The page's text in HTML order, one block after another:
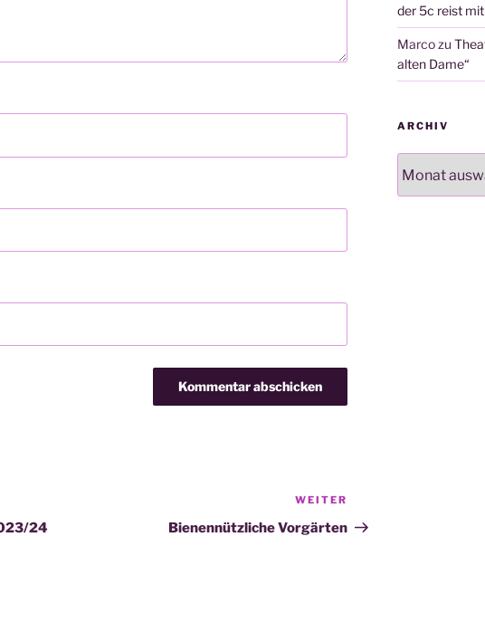
24
Beitrag
WEITER
Bienennützliche Vorgärten
der 5c reist
Marcozu
alten Dame“
ARCHIV